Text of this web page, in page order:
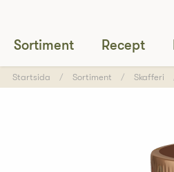
Sortiment Recept
Startsida Sortiment Skafferi